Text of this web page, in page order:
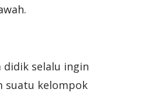
didik selalu ingin
suatu kelompok